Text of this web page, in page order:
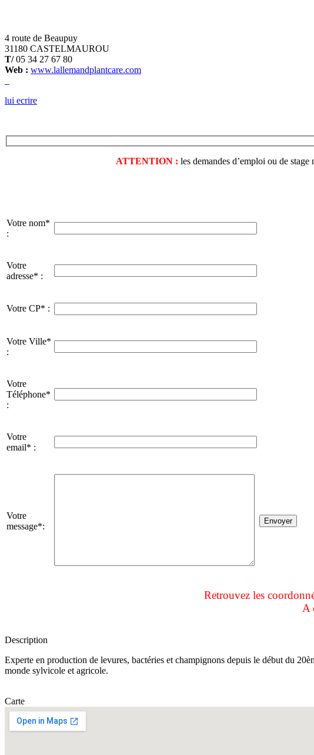
4 route de Beaupuy
31180 CASTELMAUROU
T/05 34 27 67 80
Web : www.lallemandplantcare.com
lui ecrire
ATTENTION : les demandes d’emploi ou de
Votre nom*
:
Votre
adresse* :
Votre CP* :
Votre Ville*
:
Votre
Téléphone*
:
Votre
email* :
Votre
message*:
Retrouvez les
A
Description
Experte en production de levures, bactéries et champignons depuis le début du
monde sylvicole et agricole.
Carte